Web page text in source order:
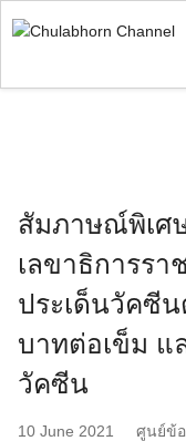
to
สัมภาษณ์พิเศ
เลขาธิการร
ประเด็นวัคซีน
บาทต่อเข็ม แ
วัคซีน
10 June 2021 ศูนย์ข้